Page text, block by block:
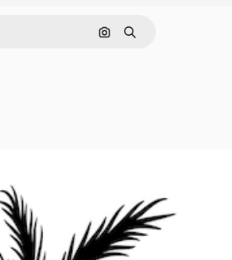
Поиск по изображению
Поиск